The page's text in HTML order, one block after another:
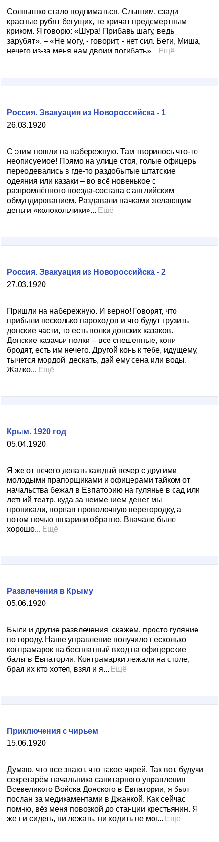
Солнышко стало подниматься. Слышим, сзади
красные рубят бегущих, те кричат предсмертным
криком. Я говорю: «Шура! Прибавь шагу, ведь
зарубят». – «Не могу, - говорит, - нет сил. Беги, Миша,
нечего из-за меня нам двоим погибать»... Ещё
26.03.1920
Россия. Эвакуация из Новороссийска - 1
С этим пошли на набережную. Там творилось что-то
неописуемое! Прямо на улице стоя, голые офицеры
переодевались в где-то раздобытые штатские
одеяния или казаки – во всё новенькое с
разгромлённого поезда-состава с английским
обмундированием. Раздавали пачками желающим
деньги «колокольчики»... Ещё
27.03.1920
Россия. Эвакуация из Новороссийска - 2
Пришли на набережную. И верно! Говорят, что
прибыли несколько пароходов и что будут грузить
донские части, то есть полки донских казаков.
Донские казачьи полки – все спешенные, кони
бродят, есть им нечего. Другой конь к тебе, идущему,
тычется мордой, дескать, дай ему сена или воды.
Жалко... Ещё
05.04.1920
Крым. 1920 год
Я же от нечего делать каждый вечер с другими
молодыми прапорщиками и офицерами тайком от
начальства бежал в Евпаторию на гулянье в сад или
летний театр, куда за неимением денег мы
проникали, порвав проволочную перегородку, а
потом ночью шпарили обратно. Вначале было
хорошо... Ещё
05.06.1920
Развлечения в Крыму
Были и другие развлечения, скажем, просто гуляние
по городу. Наше управление получило несколько
контрамарок на бесплатный вход на офицерские
балы в Евпатории. Контрамарки лежали на столе,
брал их кто хотел, взял и я... Ещё
15.06.1920
Приключения с чирьем
Думаю, что все знают, что такое чирей. Так вот, будучи
секретарём начальника санитарного управления
Всевеликого Войска Донского в Евпатории, я был
послан за медикаментами в Джанкой. Как сейчас
помню, вёз меня повозкой до станции крестьянин. Я
же ни сидеть, ни лежать, ни ходить не мог... Ещё